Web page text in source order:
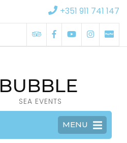
+351 911 741 147
BUBBLE
SEA EVENTS
MENU